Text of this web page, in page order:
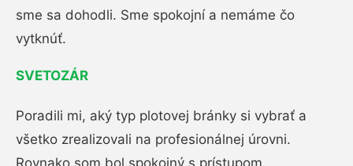
sme sa dohodli. Sme spokojní a nemáme čo
vytknúť.
SVETOZÁR
Poradili mi, aký typ plotovej bránky si vybrať a
všetko zrealizovali na profesionálnej úrovni.
Rovnako som bol spokojný s prístupom,